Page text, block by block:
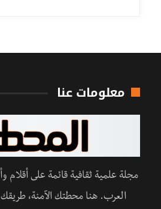
معلومات عنا
مجلة علمية ثقافية قائمة على
العرب. هنا محطتك الآمنة، طريقك